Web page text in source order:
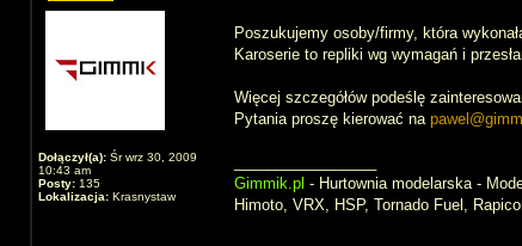
Dołączył(a): Śr wrz 30, 2009
10:43 am
Posty: 135
Lokalizacja: Krasnystaw
Poszukujemy osoby/firmy, która
Karoserie to repliki wg wymagań i
Więcej szczegółów podeślę
Pytania proszę kierować na
Gimmik.pl - Hurtownia modelarska -
Himoto, VRX, HSP, Tornado Fuel,